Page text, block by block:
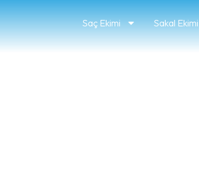
Saç Ekimi Sakal Ekimi